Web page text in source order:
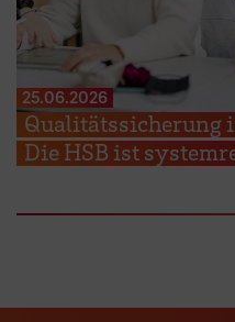
25.06.2026
Qualitätssicherung
Die HSB ist